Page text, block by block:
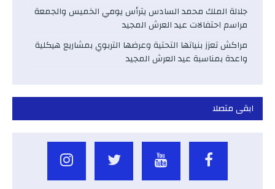
جلالة الملك محمد السادس يترأس يومي الخميس والجمعة
مراسم احتفالات عيد العرش المجيد
مراكش تعزز بنياتها التحتية وعرضها التربوي بمشاريع هيكلية
واعدة بمناسبة عيد العرش المجيد
ابقى متصلا